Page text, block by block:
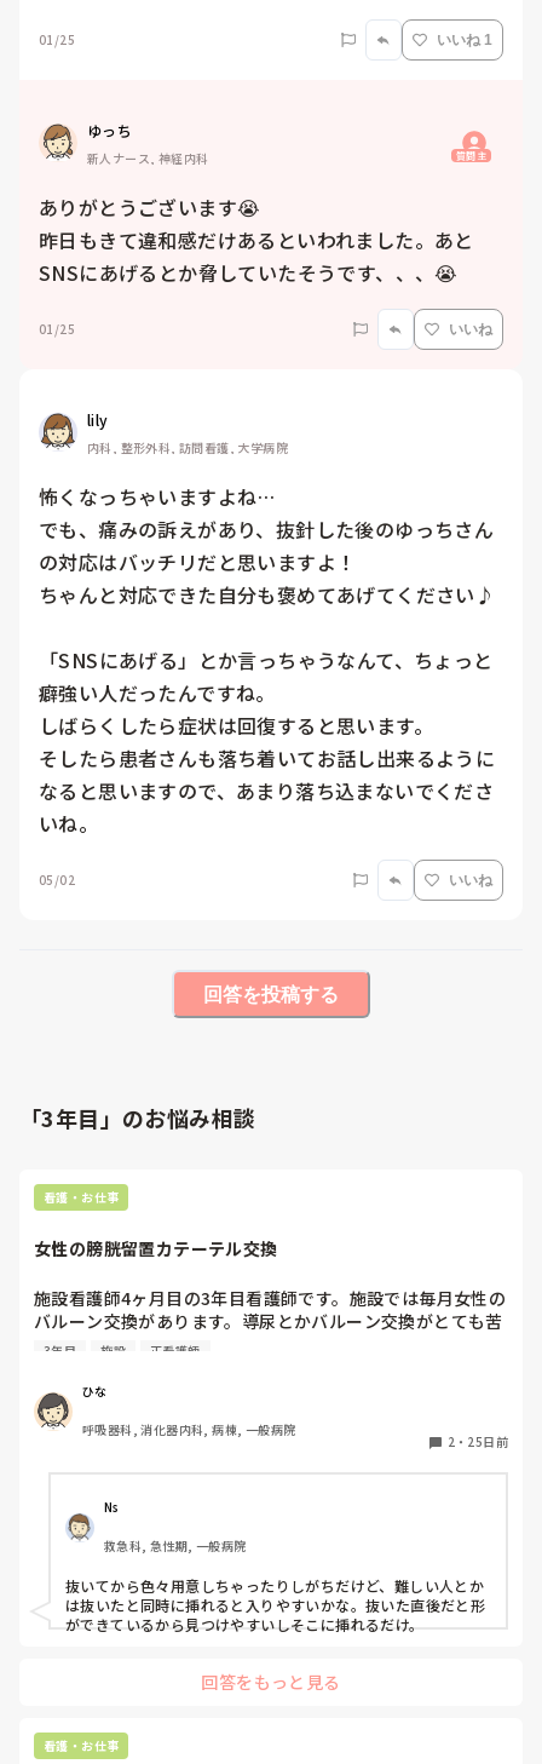
01/25 いいね 1
ゆっち
新人ナース, 神経内科 質問主
ありがとうございます😭
昨日もきて違和感だけあるといわれました。あと
SNSにあげるとか脅していたそうです、、、😭
01/25 いいね
lily
内科, 整形外科, 訪問看護, 大学病院
怖くなっちゃいますよね…
でも、痛みの訴えがあり、抜針した後のゆっちさん
の対応はバッチリだと思いますよ！
ちゃんと対応できた自分も褒めてあげてください♪
「SNSにあげる」とか言っちゃうなんて、ちょっと
癖強い人だったんですね。
しばらくしたら症状は回復すると思います。
そしたら患者さんも落ち着いてお話し出来るように
なると思いますので、あまり落ち込まないでくださ
いね。
05/02 いいね
回答を投稿する
「3年目」のお悩み相談
看護・お仕事
女性の膀胱留置カテーテル交換
施設看護師4ヶ月目の3年目看護師です。施設では毎月女性の
バルーン交換があります。導尿とかバルーン交換がとても苦
手で、高齢者特有の尿道口がたくさんあったりして場所が分
先輩に代わってもらってます。バルーン交換のコツとかあり
ますか？
手順とかは全て入ってます。
3年目 施設 正看護師
ひな
呼吸器科, 消化器内科, 病棟, 一般病院
2・ 25日前
Ns
救急科, 急性期, 一般病院
抜いてから色々用意しちゃったりしがちだけど、難しい人とか
は抜いたと同時に挿れると入りやすいかな。抜いた直後だと形
ができているから見つけやすいしそこに挿れるだけ。
回答をもっと見る
看護・お仕事